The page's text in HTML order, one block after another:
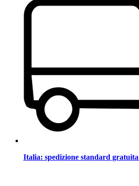
Italia: spedizione standard gratuita